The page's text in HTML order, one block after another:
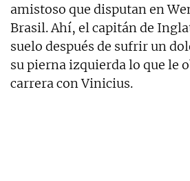
amistoso que disputan en
Brasil. Ahí, el capitán de
suelo después de sufrir un
su pierna izquierda lo que le
carrera con Vinicius.